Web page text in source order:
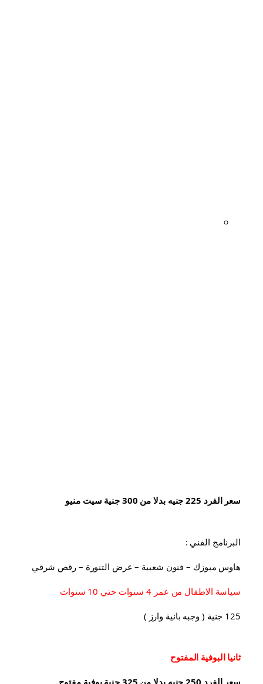
سعر الفرد 225 جنيه بدلا من 300 جنية سيت منيو
البرنامج الفني :
هاوس ميوزك – فنون شعبية – عرض التنورة – رقص شرقي
سياسة الاطفال من عمر 4 سنوات حتي 10 سنوات
125 جنية ( وجبه بانية وارز )
ثانيا البوفية المفتوح
سعر الفرد 250 جنيه بدلا من 325 جنية بوفية مفتوح